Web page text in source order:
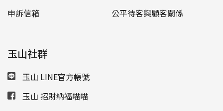
申訴信箱
公平待客與顧客關係
玉山社群
玉山 LINE官方帳號
玉山 招財納福喵喵